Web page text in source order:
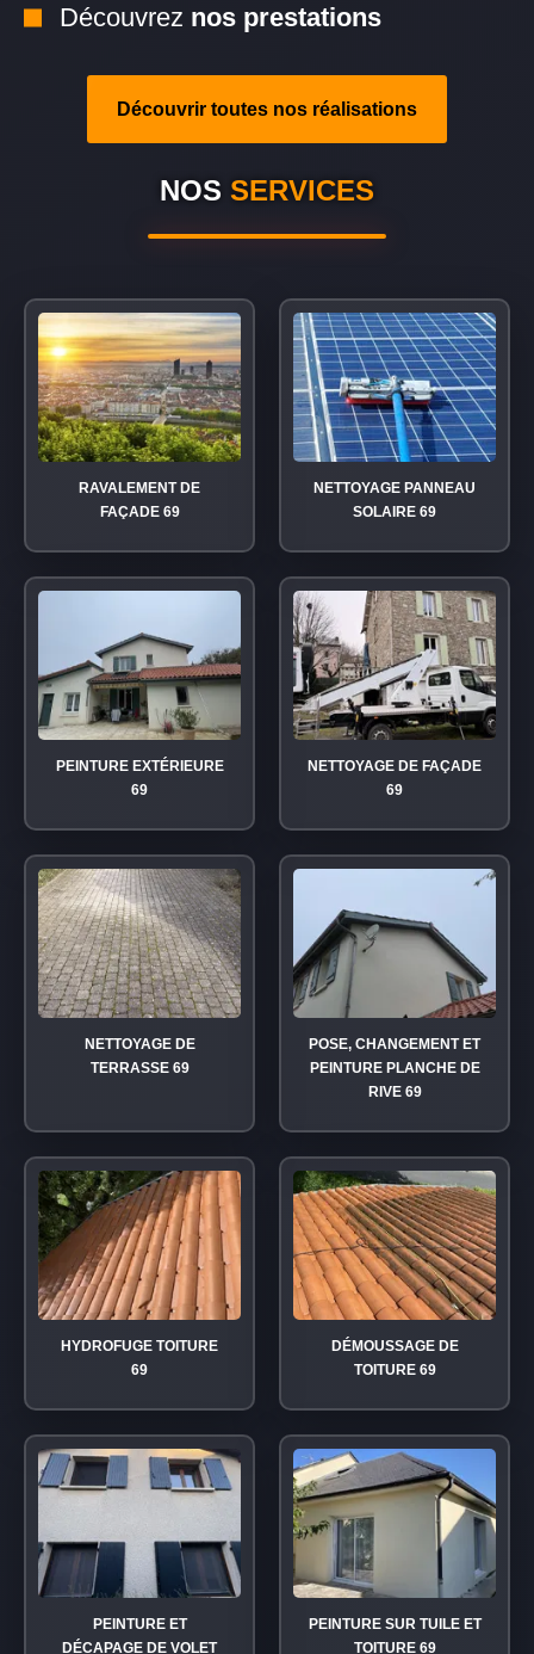
Découvrez nos prestations
Découvrir toutes nos réalisations
NOS SERVICES
RAVALEMENT DE
FAÇADE 69
NETTOYAGE PANNEAU
SOLAIRE 69
PEINTURE EXTÉRIEURE
69
NETTOYAGE DE FAÇADE
69
NETTOYAGE DE
TERRASSE 69
POSE, CHANGEMENT ET
PEINTURE PLANCHE DE
RIVE 69
HYDROFUGE TOITURE
69
DÉMOUSSAGE DE
TOITURE 69
PEINTURE ET
DÉCAPAGE DE VOLET
PEINTURE SUR TUILE ET
TOITURE 69